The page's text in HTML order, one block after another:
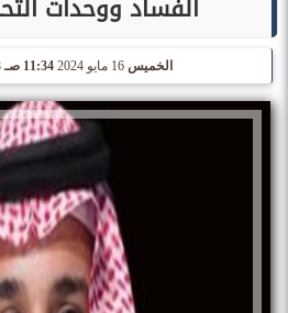
الفساد ووحدات
الخميس 16 مايو 2024 11:34 صـ 8